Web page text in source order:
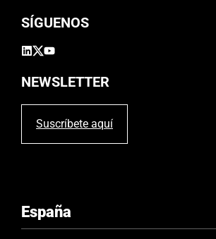
v
c
o
.
SÍGUENOS
NEWSLETTER
Suscríbete aquí
España